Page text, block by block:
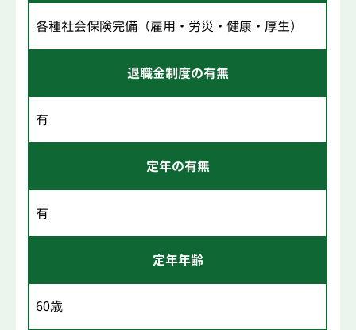
各種社会保険完備（雇用・労災・健康・厚生）
退職金制度の有無
有
定年の有無
有
定年年齢
60歳